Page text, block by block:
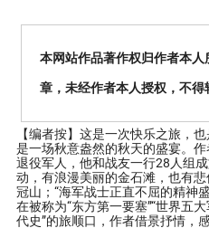
本网站作品著作权归作者本
章，未经作者本人授权，不得
【编者按】 这是一次快乐之旅，
是一场秋意盎然的秋天的盛宴。
退役军人，他和战友一行28人组
动，有浪漫美丽的金石滩，也有
冠山；“海军战士正直不屈的精神
在被称为“东方第一要塞”“世界五
代史”的旅顺口，作者借景抒情，